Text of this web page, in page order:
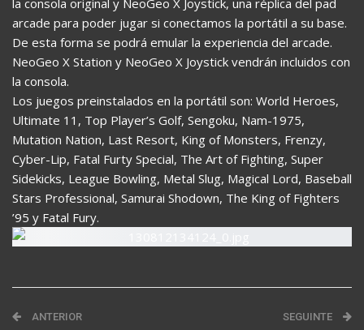
arcade para poder jugar si conectamos la portátil a su base.
De esta forma se podrá emular la experiencia del arcade.
NeoGeo X Station y NeoGeo X Joystick vendrán incluidos con
la consola.
Los juegos preinstalados en la portátil son: World Heroes,
Ultimate 11, Top Player’s Golf, Sengoku, Nam-1975,
Mutation Nation, Last Resort, King of Monsters, Frenzy,
Cyber-Lip, Fatal Furty Special, The Art of Fighting, Super
Sidekicks, League Bowling, Metal Slug, Magical Lord, Baseball
Stars Professional, Samurai Shodown, The King of Fighters
’95 y Fatal Fury.
ANTERIOR SEGUINTE